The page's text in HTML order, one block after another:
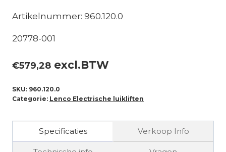
Artikelnummer: 960.120.0
20778-001
€579,28 excl.BTW
SKU: 960.120.0
Categorie: Lenco Electrische luikliften
Specificaties Verkoop Info